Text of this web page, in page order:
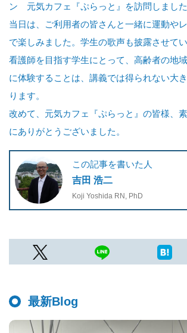
ン 元気カフェ『ぷらっと』を訪問しました
当日は、ご利用者の皆さんと一緒に運動や
で楽しみました。学生の歌声も披露させてい
看護師を目指す学生にとって、高齢者の地
に体験することは、講義では得られない大
ります。
改めて、元気カフェ『ぷらっと』の皆様、
にありがとうございました。
この記事を書いた人
吉田 浩二
Koji Yoshida RN, PhD
最新Blog